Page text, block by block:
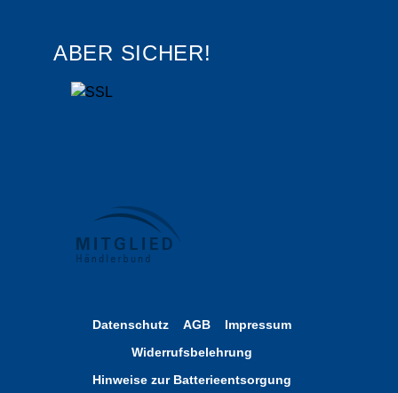
ABER SICHER!
Datenschutz AGB
Impressum
Widerrufsbelehrung
Hinweise zur Batterieentsorgung